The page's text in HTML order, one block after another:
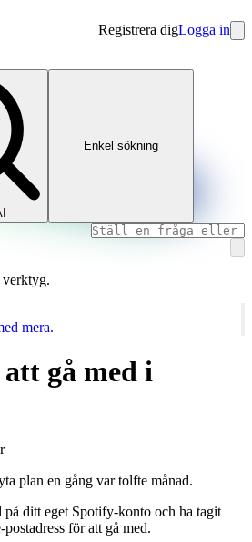
Registrera digLogga in
Enkel sökning
verktyg.
mera.
gå med i
plan en gång var tolfte månad.
ditt eget Spotify‑konto och ha tagit
för att gå med.